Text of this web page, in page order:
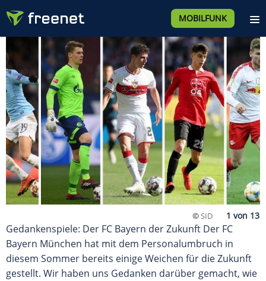
MOBILFUNK
©SID
Gedankenspiele: Der FC Bayern der Zukunft Der FC
Bayern München hat mit dem Personalumbruch in
diesem Sommer bereits einige Weichen für die Zukunft
gestellt. Wir haben uns Gedanken darüber gemacht, wie